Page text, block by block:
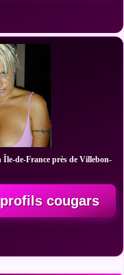
Île-de-France près de Villebon-
cougars